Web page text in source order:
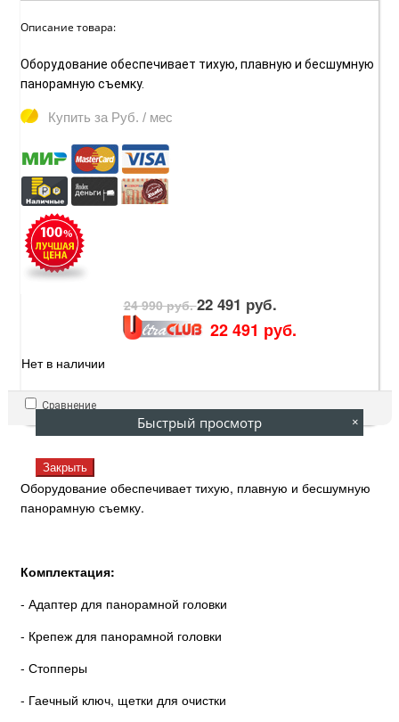
Описание товара:
Оборудование обеспечивает тихую, плавную и бесшумную
панорамную съемку.
Купить за Руб. / мес
24 990 руб.22 491 руб.
22 491 руб.
Нет в наличии
Сравнение
Оборудование обеспечивает тихую, плавную и бесшумную
панорамную съемку.
Комплектация:
- Адаптер для панорамной головки
- Крепеж для панорамной головки
- Стопперы
- Гаечный ключ, щетки для очистки
Быстрый просмотр ×
Закрыть